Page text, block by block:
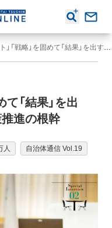
「コンセプト」「戦略」を固めて「結果」を出す。それが“都城市流”政策推進の根幹
て「結果」を出
進の根幹
人 自治体通信 Vol.19